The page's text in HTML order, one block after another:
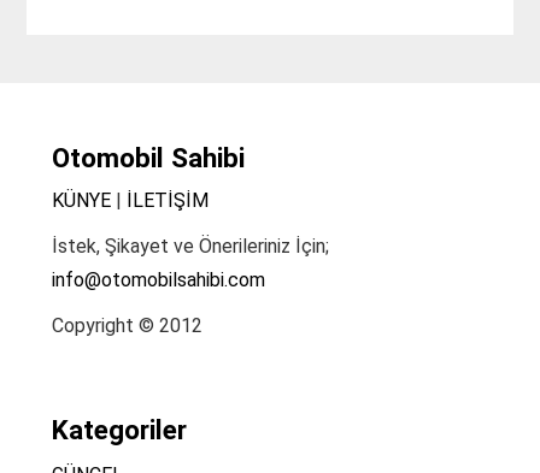
Otomobil Sahibi
KÜNYE| İLETİŞİM
İstek, Şikayet ve Önerileriniz İçin;
info@otomobilsahibi.com
Copyright © 2012
Kategoriler